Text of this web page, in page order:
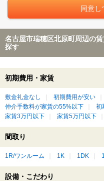
名古屋市瑞穂区北原町周辺の
探す
初期費用・家賃
敷金礼金なし 初期費用が安い
仲介手数料が家賃の55%以下
初
家賃3万円以下
家賃5万円以下
間取り
1R/ワンルーム 1K 1DK
設備・こだわり